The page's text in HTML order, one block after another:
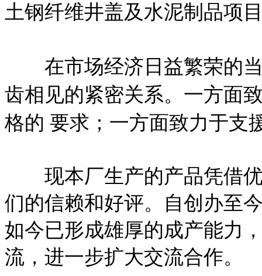
土钢纤维井盖及水泥制品项
在市场经济日益繁荣的当
齿相见的紧密关系。一方面
格的 要求；一方面致力于支
现本厂生产的产品凭借优
们的信赖和好评。自创办至
如今已形成雄厚的成产能力
流，进一步扩大交流合作。